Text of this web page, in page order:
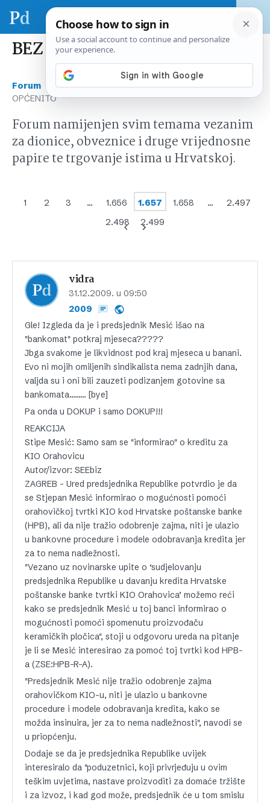
BEZ CENZURE – OPĆENITO
Forum Tržište kapitala Hrvatska ›
BEZ CENZURE –
OPĆENITO
Forum namijenjen svim temama vezanim
za dionice, obveznice i druge vrijednosne
papire te trgovanje istima u Hrvatskoj.
1 2 3 … 1.656 1.657 1.658 …
2.497
2.498
2.499
vidra
31.12.2009. u 09:50
2009
Gle! Izgleda da je i predsjednik Mesić išao na
"bankomat" potkraj mjeseca?????
Jbga svakome je likvidnost pod kraj mjeseca u banani.
Evo ni mojih omiljenih sindikalista nema zadnjih dana,
valjda su i oni bili zauzeti podizanjem gotovine sa
bankomata……… [bye]
Pa onda u DOKUP i samo DOKUP!!!
REAKCIJA
Stipe Mesić: Samo sam se "informirao" o kreditu za
KIO Orahovicu
Autor/izvor: SEEbiz
ZAGREB – Ured predsjednika Republike potvrdio je da
se Stjepan Mesić informirao o mogućnosti pomoći
orahovičkoj tvrtki KIO kod Hrvatske poštanske banke
(HPB), ali da nije tražio odobrenje zajma, niti je ulazio
u bankovne procedure i modele odobravanja kredita jer
za to nema nadležnosti.
"Vezano uz novinarske upite o ‘sudjelovanju
predsjednika Republike u davanju kredita Hrvatske
poštanske banke tvrtki KIO Orahovica’ možemo reći
kako se predsjednik Mesić u toj banci informirao o
mogućnosti pomoći spomenutu proizvođaču
keramičkih pločica", stoji u odgovoru ureda na pitanje
je li se Mesić interesirao za pomoć toj tvrtki kod HPB-
a (ZSE:HPB-R-A).
"Predsjednik Mesić nije tražio odobrenje zajma
orahovičkom KIO-u, niti je ulazio u bankovne
procedure i modele odobravanja kredita, kako se
možda insinuira, jer za to nema nadležnosti", navodi se
u priopćenju.
Dodaje se da je predsjednika Republike uvijek
interesiralo da "poduzetnici, koji privrjeđuju u ovim
teškim uvjetima, nastave proizvoditi za domaće tržište
i za izvoz, i kad god može, predsjednik će u tom smislu